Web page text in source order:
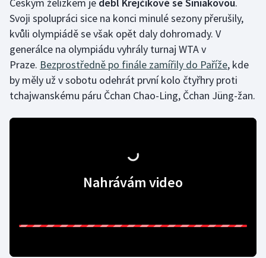
Svoji spolupráci sice na konci minulé sezony přerušily,
kvůli olympiádě se však opět daly dohromady. V
generálce na olympiádu vyhrály turnaj WTA v
Praze. Bezprostředně po finále zamířily do Paříže, kde
by měly už v sobotu odehrát první kolo čtyřhry proti
tchajwanskému páru Čchan Chao-Ling, Čchan Jüng-žan.
Nahrávám video